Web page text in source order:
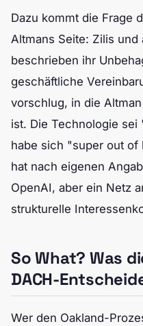
Dazu kommt die Frage
Altmans Seite: Zilis
beschrieben ihr
geschäftliche
vorschlug, in die
ist. Die Technologie
habe sich "super out
hat nach eigenen
OpenAI, aber ein Netz
strukturelle
So What? Was
DACH-
Wer den Oakland-